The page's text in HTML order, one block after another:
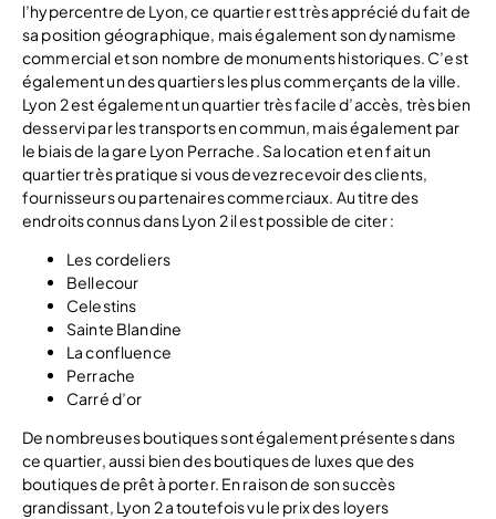
l’hypercentre de Lyon, ce quartier est très apprécié du fait de
sa position géographique, mais également son dynamisme
commercial et son nombre de monuments historiques. C’est
également un des quartiers les plus commerçants de la ville.
Lyon 2 est également un quartier très facile d’accès, très bien
desservi par les transports en commun, mais également par
le biais de la gare Lyon Perrache. Sa location et en fait un
quartier très pratique si vous devez recevoir des clients,
fournisseurs ou partenaires commerciaux. Au titre des
endroits connus dans Lyon 2 il est possible de citer :
Les cordeliers
Bellecour
Celestins
Sainte Blandine
La confluence
Perrache
Carré d’or
De nombreuses boutiques sont également présentes dans
ce quartier, aussi bien des boutiques de luxes que des
boutiques de prêt à porter. En raison de son succès
grandissant, Lyon 2 a toutefois vu le prix des loyers